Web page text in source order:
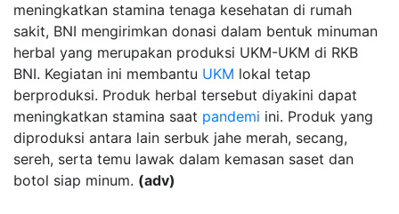
meningkatkan stamina tenaga kesehatan di rumah
sakit, BNI mengirimkan donasi dalam bentuk minuman
herbal yang merupakan produksi UKM-UKM di RKB
BNI. Kegiatan ini membantu UKM lokal tetap
berproduksi. Produk herbal tersebut diyakini dapat
meningkatkan stamina saat pandemi ini. Produk yang
diproduksi antara lain serbuk jahe merah, secang,
sereh, serta temu lawak dalam kemasan saset dan
botol siap minum. (adv)